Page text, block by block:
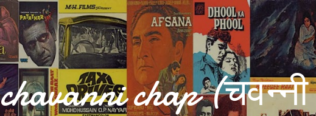
Skip to main content
chavanni chap